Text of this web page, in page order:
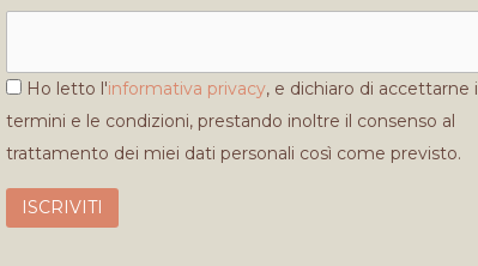
Ho letto l'informativa privacy, e dichiaro di accettarne i
termini e le condizioni, prestando inoltre il consenso al
trattamento dei miei dati personali così come previsto.